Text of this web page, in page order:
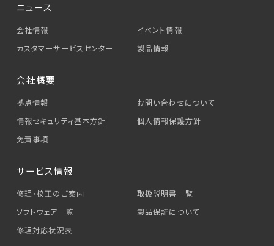
ニュース
会社情報
イベント情報
カスタマーサービス センター 製品情報
会社概要
拠点情報
お問い合わせについて
情報セキュリティ基本方針
個人情報保護方針
免責事項
サービス情報
修理・校正のご案内
取扱説明書一覧
ソフトウェア一覧
製品保証について
修理対応状況表